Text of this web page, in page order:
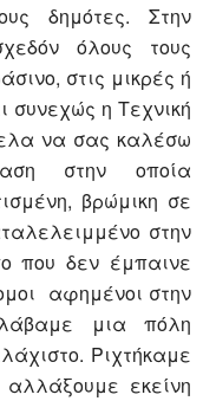
δημότες. Στην
όλους τους
στις μικρές ή
η Τεχνική
να σας καλέσω
στην οποία
βρώμικη σε
στην
που δεν έμπαινε
αφημένοι στην
μια πόλη
Ριχτήκαμε
εκείνη